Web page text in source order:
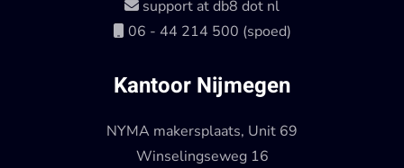
support at db8 dot nl
06 - 44 214 500 (spoed)
Kantoor Nijmegen
NYMA makersplaats, Unit 69
Winselingseweg 16